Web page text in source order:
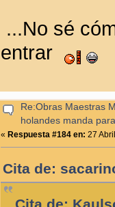
...No sé
entrar
Re:Obras Maestras
holandes manda
«Respuesta #184 en: 27
Cita de: